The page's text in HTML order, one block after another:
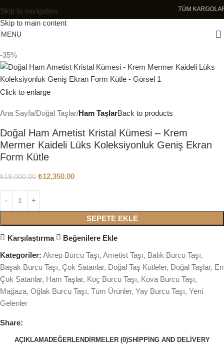
Skip to navigation
Skip to main content
TÜM
MENU
-35%
Click to enlarge
Ana Sayfa Doğal Taşlar Ham TaşlarBack to products
Doğal Ham Ametist Kristal Kümesi – Krem
Mermer Kaideli Lüks Koleksiyonluk Geniş Ekran
Form Kütle
₺19,000.00 ₺12,350.00
SEPETE EKLE
Karşılaştırma Beğenilere Ekle
Kategoriler: Akrep Burcu Taşı, Ametist Taşı, Balık Burcu Taşı,
Başak Burcu Taşı, Çok Satanlar, Doğal Taş Kütleler, Doğal Taşlar, En
Çok Satanlar, Ham Taşlar, Koç Burcu Taşı, Kova Burcu Taşı,
Mağaza, Oğlak Burcu Taşı, Tüm Ürünler, Yay Burcu Taşı, Yeni
Gelenler
Share:
AÇIKLAMADEĞERLENDIRMELER (0)SHIPPING AND DELIVERY